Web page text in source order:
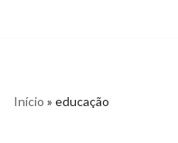
Início » educação